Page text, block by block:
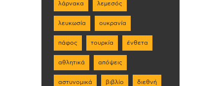
λάρνακα λεμεσός
λευκωσία ουκρανία
πάφος τουρκία ένθετα
αθλητικά απόψεις
αστυνομικά βιβλίο διεθνή